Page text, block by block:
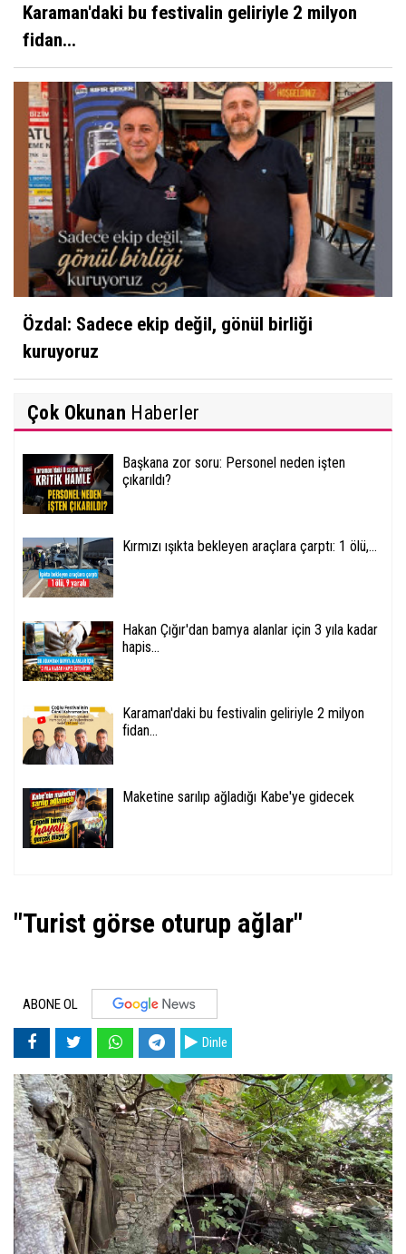
Karaman'daki bu festivalin geliriyle 2 milyon
fidan...
Özdal: Sadece ekip değil, gönül birliği
kuruyoruz
Çok Okunan Haberler
Başkana zor soru: Personel neden işten
çıkarıldı?
Kırmızı ışıkta bekleyen araçlara çarptı: 1 ölü,...
Hakan Çığır'dan bamya alanlar için 3 yıla kadar
hapis...
Karaman'daki bu festivalin geliriyle 2 milyon
fidan...
Maketine sarılıp ağladığı Kabe'ye gidecek
"Turist görse oturup ağlar"
ABONE OL
Dinle